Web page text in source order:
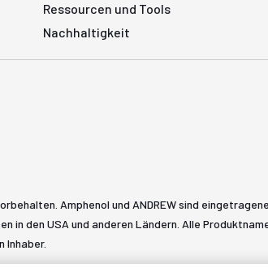
Ressourcen und Tools
Nachhaltigkeit
Amphenol und ANDREW sind eingetragene
in den USA und anderen Ländern. Alle
Inhaber.